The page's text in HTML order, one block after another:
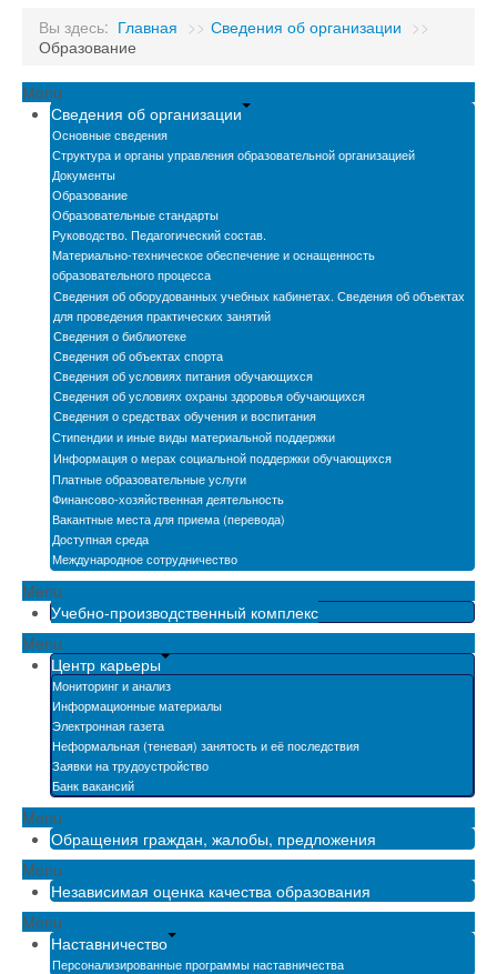
Абитуриенту-2026
Студенту
Новости
Бассейн
Автошкола
Мастерские
Обратная связь
БПОО
Карта сайта
Электронная информационно-образовательная
среда
Снижение бюрократической нагрузки на
педагогических работников
Вы здесь: Главная >> Сведения об организации >>
Образование
Menu
Сведения об организации
Основные сведения
Структура и органы управления образовательной организацией
Документы
Образование
Образовательные стандарты
Руководство. Педагогический состав.
Материально-техническое обеспечение и оснащенность
образовательного процесса
Сведения об оборудованных учебных кабинетах. Сведения об объектах
для проведения практических занятий
Сведения о библиотеке
Сведения об объектах спорта
Сведения об условиях питания обучающихся
Сведения об условиях охраны здоровья обучающихся
Сведения о средствах обучения и воспитания
Стипендии и иные виды материальной поддержки
Информация о мерах социальной поддержки обучающихся
Платные образовательные услуги
Финансово-хозяйственная деятельность
Вакантные места для приема (перевода)
Доступная среда
Международное сотрудничество
Menu
Учебно-производственный комплекс
Menu
Центр карьеры
Мониторинг и анализ
Информационные материалы
Электронная газета
Неформальная (теневая) занятость и её последствия
Заявки на трудоустройство
Банк вакансий
Menu
Обращения граждан, жалобы, предложения
Menu
Независимая оценка качества образования
Menu
Наставничество
Персонализированные программы наставничества